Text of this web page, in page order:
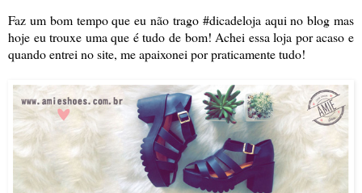
Faz um bom tempo que eu não trago #dicadeloja aqui no blog mas
hoje eu trouxe uma que é tudo de bom! Achei essa loja por acaso e
quando entrei no site, me apaixonei por praticamente tudo!